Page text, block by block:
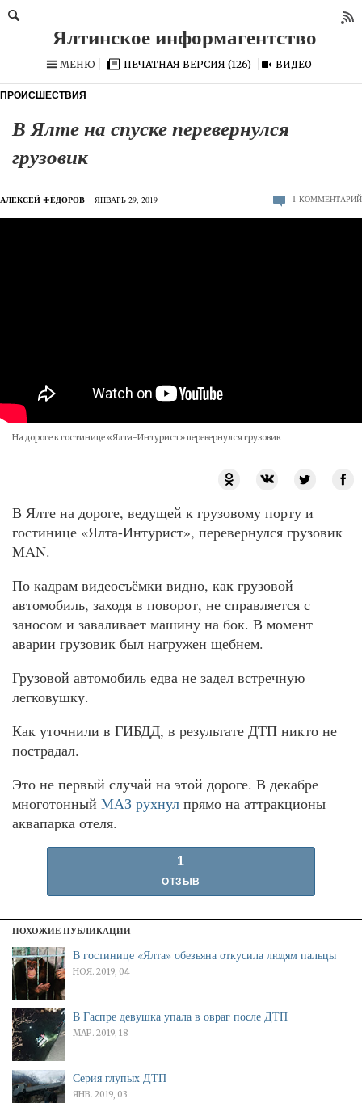
МЕНЮ ПЕЧАТНАЯ ВЕРСИЯ (126) ВИДЕО
ПРОИСШЕСТВИЯ
В Ялте на спуске перевернулся
грузовик
АЛЕКСЕЙ ФЁДОРОВ ЯНВАРЬ 29, 2019 1 КОММЕНТАРИЙ
На дороге к гостинице «Ялта-Интурист» перевернулся грузовик
В Ялте на дороге, ведущей к грузовому порту и
гостинице «Ялта-Интурист», перевернулся грузовик
MAN.
По кадрам видеосъёмки видно, как грузовой
автомобиль, заходя в поворот, не справляется с
заносом и заваливает машину на бок. В момент
аварии грузовик был нагружен щебнем.
Грузовой автомобиль едва не задел встречную
легковушку.
Как уточнили в ГИБДД, в результате ДТП никто не
пострадал.
Это не первый случай на этой дороге. В декабре
многотонный МАЗ рухнул прямо на аттракционы
аквапарка отеля.
1
ОТЗЫВ
ПОХОЖИЕ ПУБЛИКАЦИИ
В гостинице «Ялта» обезьяна откусила людям пальцы
НОЯ. 2019, 04
В Гаспре девушка упала в овраг после ДТП
МАР. 2019, 18
Серия глупых ДТП
ЯНВ. 2019, 03